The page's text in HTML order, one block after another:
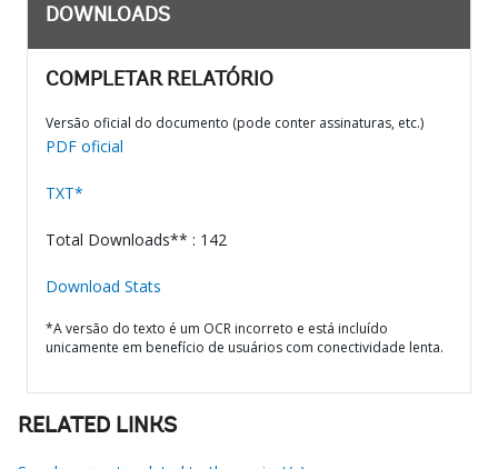
DOWNLOADS
COMPLETAR RELATÓRIO
Versão oficial do documento (pode conter assinaturas, etc.)
PDF oficial
TXT*
Total Downloads** : 142
Download Stats
*A versão do texto é um OCR incorreto e está incluído
unicamente em benefício de usuários com conectividade lenta.
RELATED LINKS